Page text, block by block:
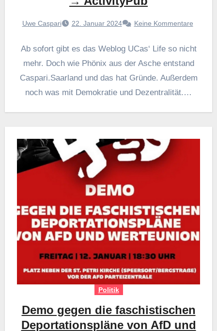
Uwe Caspari 22. Januar 2024 Keine Kommentare
Ab sofort gibt es das Weblog UCas‘ Life so nicht
mehr. Doch wie Phönix aus der Asche entstand
Caspari.Saarland und das hat Gründe. Außerdem
noch was mit Demokratie und Dezentralität.…
Politik
Demo gegen die faschistischen
Deportationspläne von AfD und